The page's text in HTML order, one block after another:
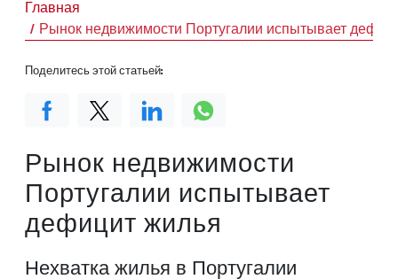
Главная
Рынок недвижимости Португалии испытывает
Рынок недвижимости
Португалии испытывает
дефицит жилья
Нехватка жилья в Португалии
Поделитесь этой статьей: